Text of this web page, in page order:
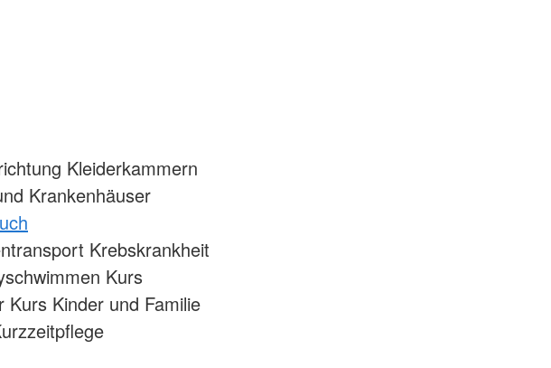
Kleiderkammern
Krankenhäuser
Krebskrankheit
Kurs
Kinder und Familie